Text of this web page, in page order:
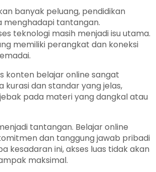
banyak peluang, pendidikan
menghadapi tantangan.
teknologi masih menjadi isu utama.
memiliki perangkat dan koneksi
konten belajar online sangat
kurasi dan standar yang jelas,
pada materi yang dangkal atau
tantangan. Belajar online
dan tanggung jawab pribadi
kesadaran ini, akses luas tidak akan
maksimal.